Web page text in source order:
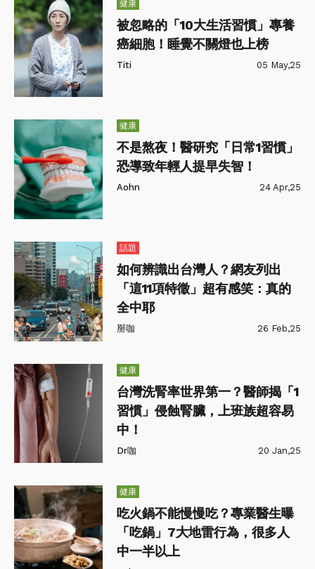
健康
被忽略的「10大生活習慣」專養
癌細胞！睡覺不關燈也上榜
Titi 05 May,25
健康
不是熬夜！醫研究「日常1習慣」
恐導致年輕人提早失智！
Aohn 24 Apr,25
話題
如何辨識出台灣人？網友列出
「這11項特徵」超有感笑：真的
全中耶
掰咖 26 Feb,25
健康
台灣洗腎率世界第一？醫師揭「1
習慣」侵蝕腎臟，上班族超容易
中！
Dr咖 20 Jan,25
健康
吃火鍋不能慢慢吃？專業醫生曝
「吃鍋」7大地雷行為，很多人
中一半以上